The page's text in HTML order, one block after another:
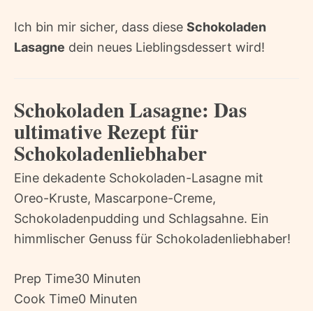
Ich bin mir sicher, dass diese Schokoladen
Lasagne dein neues Lieblingsdessert wird!
Schokoladen Lasagne: Das
ultimative Rezept für
Schokoladenliebhaber
Eine dekadente Schokoladen-Lasagne mit
Oreo-Kruste, Mascarpone-Creme,
Schokoladenpudding und Schlagsahne. Ein
himmlischer Genuss für Schokoladenliebhaber!
Prep Time30 Minuten
Cook Time0 Minuten